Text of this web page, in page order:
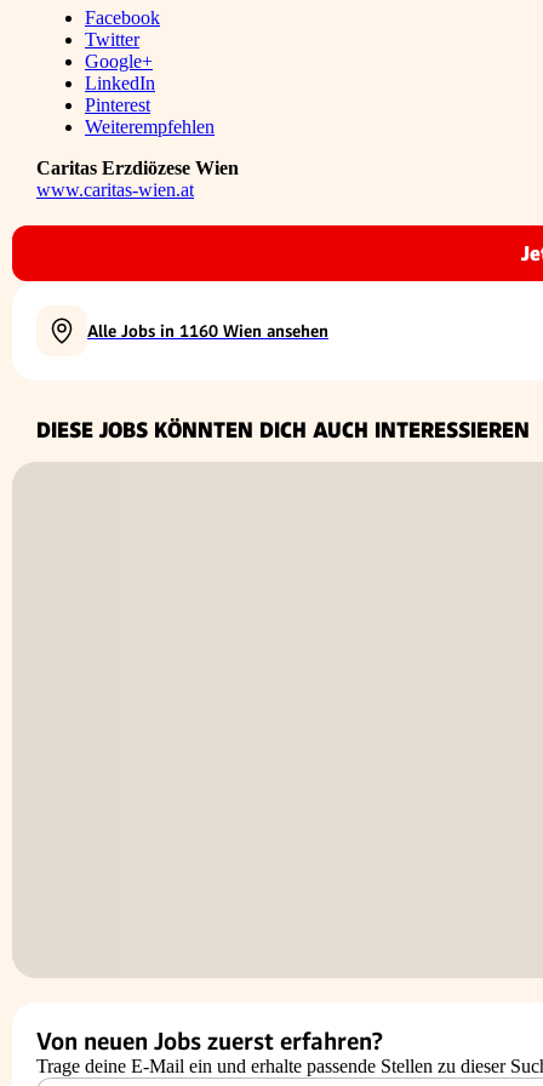
Facebook
Twitter
Google+
LinkedIn
Pinterest
Weiterempfehlen
Caritas Erzdiözese Wien
www.caritas-wien.at
Alle Jobs in 1160 Wien ansehen
DIESE JOBS KÖNNTEN DICH AUCH INTERESSIEREN
Von neuen Jobs zuerst erfahren?
Trage deine E-Mail ein und erhalte passende Stellen zu dieser